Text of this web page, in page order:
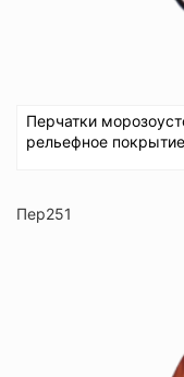
Перчатки
рельефное
Пер251